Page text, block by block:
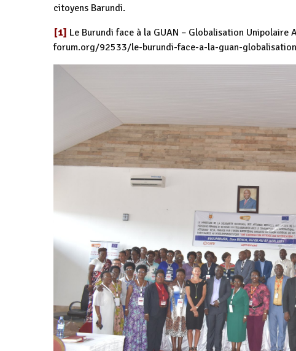
citoyens Barundi.
[1] Le Burundi face à la GUAN – Globalisation Unipolaire
forum.org/92533/le-burundi-face-a-la-guan-